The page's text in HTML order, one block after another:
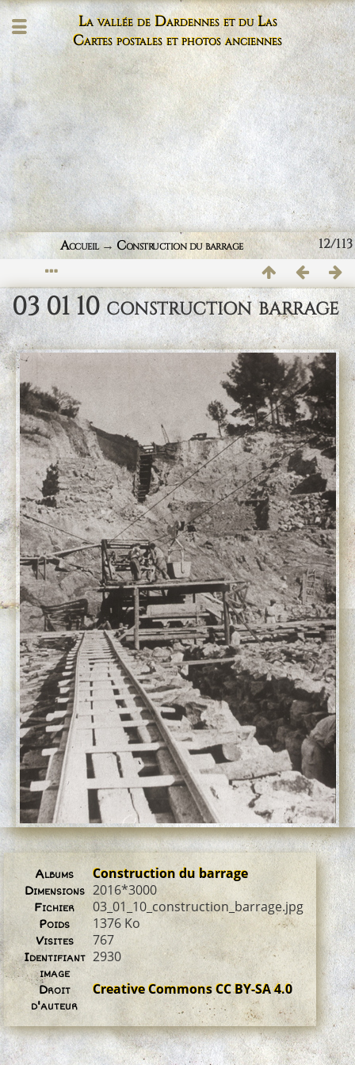
La vallée de Dardennes et du Las
Cartes postales et photos anciennes
12/113
Accueil→Construction du barrage
03 01 10 construction barrage
Albums Construction du barrage
Dimensions 2016*3000
Fichier 03_01_10_construction_barrage.jpg
Poids 1376 Ko
Visites 767
Identifiant
image
2930
Droit
d'auteur
Creative Commons CC BY-SA 4.0